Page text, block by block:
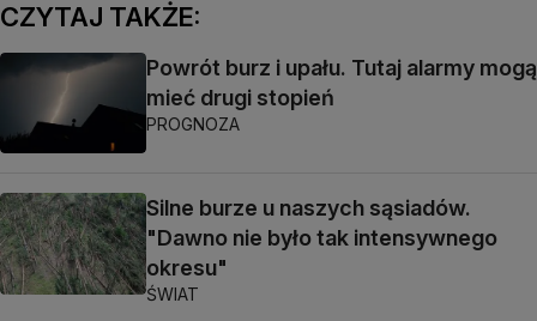
CZYTAJ TAKŻE:
Powrót burz i upału. Tutaj alarmy mogą
mieć drugi stopień
PROGNOZA
Silne burze u naszych sąsiadów.
"Dawno nie było tak intensywnego
okresu"
ŚWIAT